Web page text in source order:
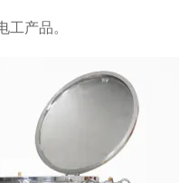
产品。